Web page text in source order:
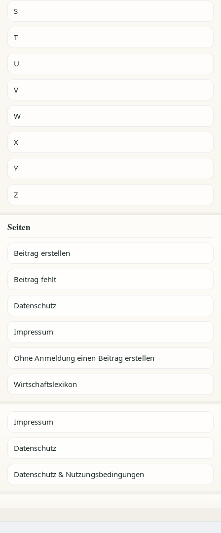
S
T
U
V
W
X
Y
Z
Seiten
Beitrag erstellen
Beitrag fehlt
Datenschutz
Impressum
Ohne Anmeldung einen Beitrag erstellen
Wirtschaftslexikon
Impressum
Datenschutz
Datenschutz & Nutzungsbedingungen